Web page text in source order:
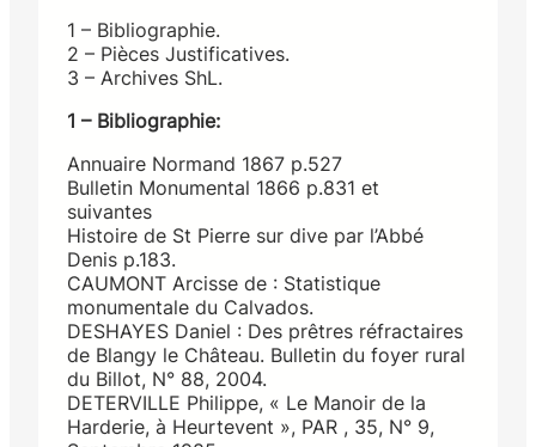
1 – Bibliographie.
2 – Pièces Justificatives.
3 – Archives ShL.
1 – Bibliographie:
Annuaire Normand 1867 p.527
Bulletin Monumental 1866 p.831 et
suivantes
Histoire de St Pierre sur dive par l’Abbé
Denis p.183.
CAUMONT Arcisse de : Statistique
monumentale du Calvados.
DESHAYES Daniel : Des prêtres réfractaires
de Blangy le Château. Bulletin du foyer rural
du Billot, N° 88, 2004.
DETERVILLE Philippe, « Le Manoir de la
Harderie, à Heurtevent », PAR , 35, N° 9,